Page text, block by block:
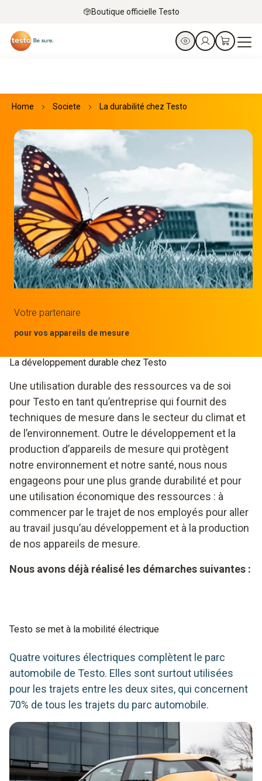
Boutique officielle Testo
Home Societe La durabilité chez Testo
Votre partenaire
pour vos appareils de mesure
La développement durable chez Testo
Une utilisation durable des ressources va de soi
pour Testo en tant qu’entreprise qui fournit des
techniques de mesure dans le secteur du climat et
de l’environnement. Outre le développement et la
production d’appareils de mesure qui protègent
notre environnement et notre santé, nous nous
engageons pour une plus grande durabilité et pour
une utilisation économique des ressources : à
commencer par le trajet de nos employés pour aller
au travail jusqu’au développement et à la production
de nos appareils de mesure.
Nous avons déjà réalisé les démarches suivantes :
Testo se met à la mobilité électrique
Quatre voitures électriques complètent le parc
automobile de Testo. Elles sont surtout utilisées
pour les trajets entre les deux sites, qui concernent
70% de tous les trajets du parc automobile.